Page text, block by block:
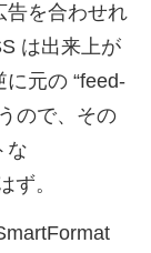
告を合わせれ
は出来上が
元の “feed-
ので、その
な
ず。